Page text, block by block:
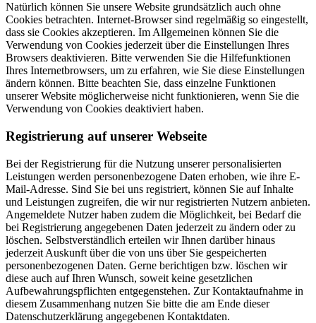
Natürlich können Sie unsere Website grundsätzlich auch ohne
Cookies betrachten. Internet-Browser sind regelmäßig so eingestellt,
dass sie Cookies akzeptieren. Im Allgemeinen können Sie die
Verwendung von Cookies jederzeit über die Einstellungen Ihres
Browsers deaktivieren. Bitte verwenden Sie die Hilfefunktionen
Ihres Internetbrowsers, um zu erfahren, wie Sie diese Einstellungen
ändern können. Bitte beachten Sie, dass einzelne Funktionen
unserer Website möglicherweise nicht funktionieren, wenn Sie die
Verwendung von Cookies deaktiviert haben.
Registrierung auf unserer Webseite
Bei der Registrierung für die Nutzung unserer personalisierten
Leistungen werden personenbezogene Daten erhoben, wie ihre E-
Mail-Adresse. Sind Sie bei uns registriert, können Sie auf Inhalte
und Leistungen zugreifen, die wir nur registrierten Nutzern anbieten.
Angemeldete Nutzer haben zudem die Möglichkeit, bei Bedarf die
bei Registrierung angegebenen Daten jederzeit zu ändern oder zu
löschen. Selbstverständlich erteilen wir Ihnen darüber hinaus
jederzeit Auskunft über die von uns über Sie gespeicherten
personenbezogenen Daten. Gerne berichtigen bzw. löschen wir
diese auch auf Ihren Wunsch, soweit keine gesetzlichen
Aufbewahrungspflichten entgegenstehen. Zur Kontaktaufnahme in
diesem Zusammenhang nutzen Sie bitte die am Ende dieser
Datenschutzerklärung angegebenen Kontaktdaten.